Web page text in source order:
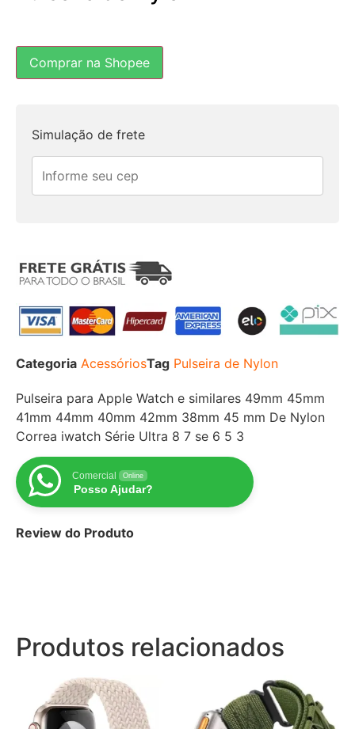
Comprar na Shopee
Simulação de frete
Categoria AcessóriosTag Pulseira de Nylon
Pulseira para Apple Watch e similares 49mm 45mm
41mm 44mm 40mm 42mm 38mm 45 mm De Nylon
Correa iwatch Série Ultra 8 7 se 6 5 3
Comercial Online
Posso Ajudar?
Review do Produto
Produtos relacionados